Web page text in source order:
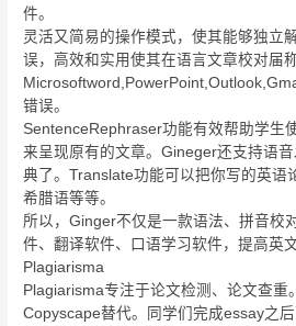
件。
灵活又简易的操作模式，使其能够独立
误，高效和实用使其在语言文章校对届
错误。
SentenceRephraser功能有效帮助学生
来呈现原有的文章。Gineger还支持语
典了。Translate功能可以把你写的英语
希腊语等等。
所以，Ginger不仅是一款语法、拼音校
件、翻译软件、口语学习软件，提高英
Plagiarisma
Plagiarisma专注于论文检测、论文查重
Copyscape替代。同学们完成essay之